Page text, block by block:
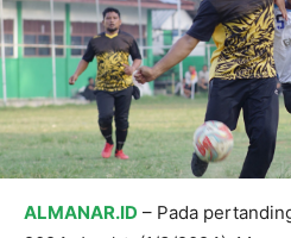
ALMANAR.ID – Pada